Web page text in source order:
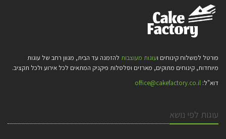
פורטל למשלוח קינוחים ועוגות מעוצבות להזמנה עד הבית, מגוון רחב של עוגות
מיוחדות, קינוחים מתוקים, מארזים וסלסלות פיקניק המתאים לכל אירוע ולכל תקציב.
דוא"ל: office@cakefactory.co.il
עוגות לפי נושא